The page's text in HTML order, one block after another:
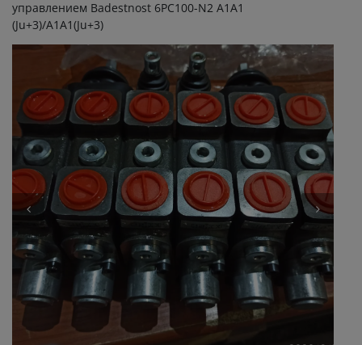
управлением Badestnost 6PC100-N2 A1A1
(Ju+3)/A1A1(Ju+3)